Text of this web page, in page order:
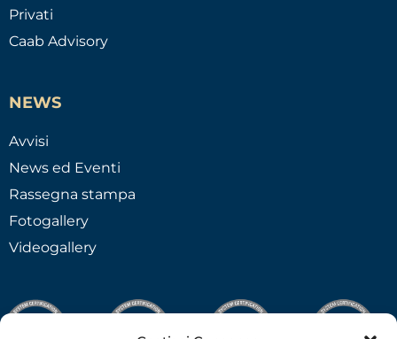
Privati
Caab Advisory
NEWS
Avvisi
News ed Eventi
Rassegna stampa
Fotogallery
Videogallery